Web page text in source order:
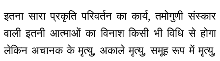
इतना सारा प्रकृति परिवर्तन का कार्य, तमोगुणी संस्कार
वाली इतनी आत्माओं का विनाश किसी भी विधि से होगा
लेकिन अचानक के मृत्यु, अकाले मृत्यु, समूह रूप में मृत्यु,